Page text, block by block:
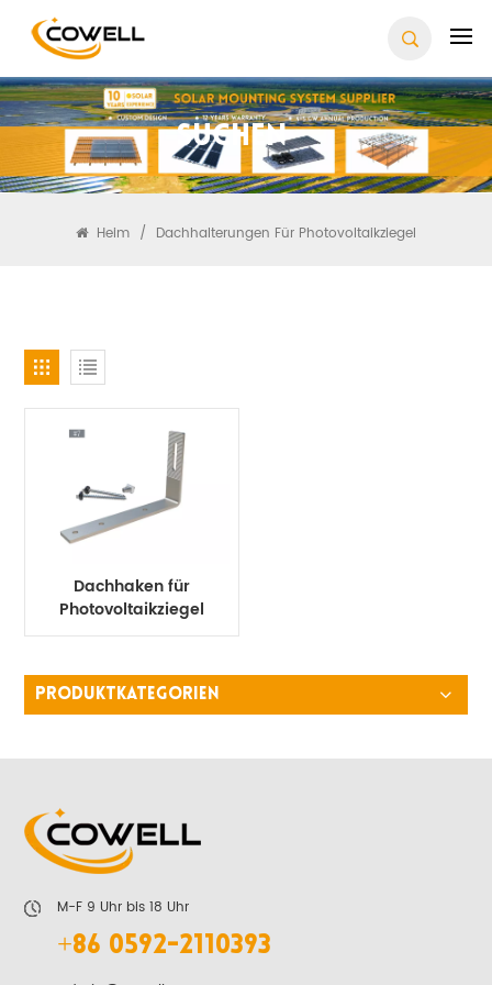
Suchen
Heim / Dachhalterungen Für Photovoltaikziegel
Dachhaken für
Photovoltaikziegel
PRODUKTKATEGORIEN
M-F 9 Uhr bis 18 Uhr
+86 0592-2110393